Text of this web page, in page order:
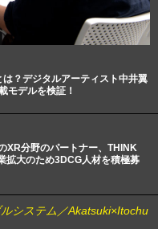
？デジタルアーティスト中井翼
モデルを検証！
XR分野のパートナー、THINK
拡大のため3DCG人材を積極募
システム／Akatsuki×Itochu